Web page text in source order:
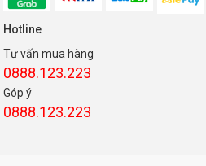
Hotline
Tư vấn mua hàng
0888.123.223
Góp ý
0888.123.223